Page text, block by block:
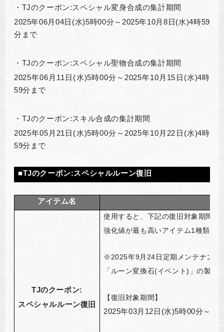
・TJのクーポン:スペシャル変身合成の集計期間
2025年06月04日(水)5時00分～2025年10月8日(水)4時59
分まで
・TJのクーポン:スペシャル聖物合成の集計期間
2025年06月11日(水)5時00分～2025年10月15日(水)4時
59分まで
・TJのクーポン:スキル合成の集計期間
2025年05月21日(水)5時00分～2025年10月22日(水)4時
59分まで
■TJのクーポン:スペシャルルーン復旧
アイテム名
TJのクーポン:
スペシャルルーン復旧
使用すると、下記の復旧対象期間
強化値が最も高いアイテム1種類を
※2025年9月24日定期メンテナンス
「ルーン変換石(イベント)」の製作
【復旧対象期間】
2025年03月12日(水)5時00分～